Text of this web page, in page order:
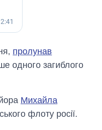
пролунав
одного загиблого
Михайла
флоту росії.